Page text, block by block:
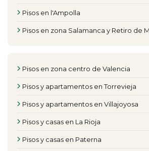
Pisos en l'Ampolla
Pisos en zona Salamanca y Retiro de
Pisos en zona centro de Valencia
Pisos y apartamentos en Torrevieja
Pisos y apartamentos en Villajoyosa
Pisos y casas en La Rioja
Pisos y casas en Paterna